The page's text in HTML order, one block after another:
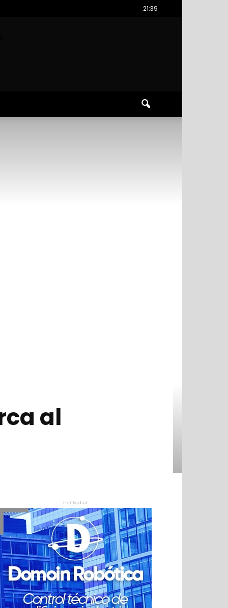
21:39
al
Publicidad